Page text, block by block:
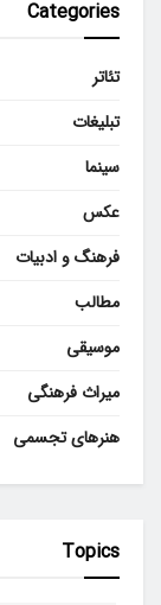
Categories
تئاتر
تبلیغات
سینما
عکس
فرهنگ و ادبیات
مطالب
موسیقی
میراث فرهنگی
هنرهای تجسمی
Topics